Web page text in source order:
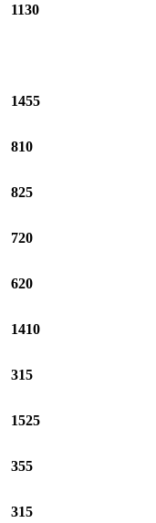
1130
1455
810
825
720
620
1410
315
1525
355
315